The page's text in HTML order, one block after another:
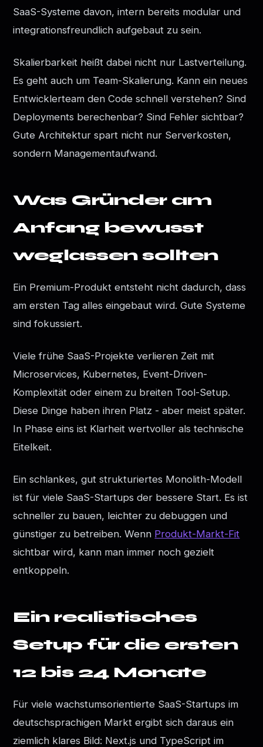
SaaS-Systeme davon, intern bereits modular und
integrationsfreundlich aufgebaut zu sein.
Skalierbarkeit heißt dabei nicht nur Lastverteilung.
Es geht auch um Team-Skalierung. Kann ein neues
Entwicklerteam den Code schnell verstehen? Sind
Deployments berechenbar? Sind Fehler sichtbar?
Gute Architektur spart nicht nur Serverkosten,
sondern Managementaufwand.
Was Gründer am
Anfang bewusst
weglassen sollten
Ein Premium-Produkt entsteht nicht dadurch, dass
am ersten Tag alles eingebaut wird. Gute Systeme
sind fokussiert.
Viele frühe SaaS-Projekte verlieren Zeit mit
Microservices, Kubernetes, Event-Driven-
Komplexität oder einem zu breiten Tool-Setup.
Diese Dinge haben ihren Platz - aber meist später.
In Phase eins ist Klarheit wertvoller als technische
Eitelkeit.
Ein schlankes, gut strukturiertes Monolith-Modell
ist für viele SaaS-Startups der bessere Start. Es ist
schneller zu bauen, leichter zu debuggen und
günstiger zu betreiben. Wenn Produkt-Markt-Fit
sichtbar wird, kann man immer noch gezielt
entkoppeln.
Ein realistisches
Setup für die ersten
12 bis 24 Monate
Für viele wachstumsorientierte SaaS-Startups im
deutschsprachigen Markt ergibt sich daraus ein
ziemlich klares Bild: Next.js und TypeScript im